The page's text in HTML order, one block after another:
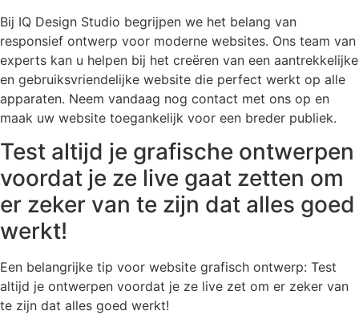
Bij IQ Design Studio begrijpen we het belang van
responsief ontwerp voor moderne websites. Ons team van
experts kan u helpen bij het creëren van een aantrekkelijke
en gebruiksvriendelijke website die perfect werkt op alle
apparaten. Neem vandaag nog contact met ons op en
maak uw website toegankelijk voor een breder publiek.
Test altijd je grafische ontwerpen
voordat je ze live gaat zetten om
er zeker van te zijn dat alles goed
werkt!
Een belangrijke tip voor website grafisch ontwerp: Test
altijd je ontwerpen voordat je ze live zet om er zeker van
te zijn dat alles goed werkt!